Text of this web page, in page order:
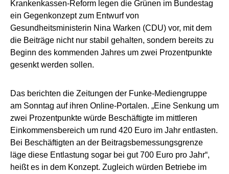
Krankenkassen-Reform legen die Grünen im Bundestag
ein Gegenkonzept zum Entwurf von
Gesundheitsministerin Nina Warken (CDU) vor, mit dem
die Beiträge nicht nur stabil gehalten, sondern bereits zu
Beginn des kommenden Jahres um zwei Prozentpunkte
gesenkt werden sollen.
Das berichten die Zeitungen der Funke-Mediengruppe
am Sonntag auf ihren Online-Portalen. „Eine Senkung um
zwei Prozentpunkte würde Beschäftigte im mittleren
Einkommensbereich um rund 420 Euro im Jahr entlasten.
Bei Beschäftigten an der Beitragsbemessungsgrenze
läge diese Entlastung sogar bei gut 700 Euro pro Jahr“,
heißt es in dem Konzept. Zugleich würden Betriebe im